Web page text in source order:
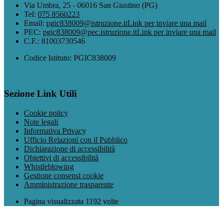
Via Umbra, 25 - 06016 San Giustino (PG)
Tel: 075 8560223
Email: pgic838009@istruzione.itLink per inviare una mail
PEC: pgic838009@pec.istruzione.itLink per inviare una mail
C.F.: 81003730546
Codice Istituto: PGIC838009
Sezione Link Utili
Cookie policy
Note legali
Informativa Privacy
Ufficio Relazioni con il Pubblico
Dichiarazione di accessibilità
Obiettivi di accessibilità
Whistleblowing
Gestione consensi cookie
Amministrazione trasparente
Pagina visualizzata 1192 volte